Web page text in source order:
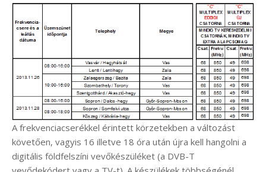
A frekvenciacserékkel érintett körzetekben a változást
követően, vagyis 16 illetve 18 óra után újra kell hangolni a
digitális földfelszíni vevőkészüléket (a DVB-T